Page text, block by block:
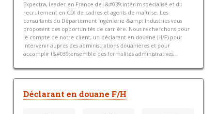
Expectra, leader en France de l&#039;intérim spécialisé et du
recrutement en CDI de cadres et agents de maîtrise. Les
consultants du Département Ingénierie &amp; Industries vous
proposent des opportunités de carrière. Nous recherchons pour
le compte de notre client, un déclarant en douane (H/F) pour
intervenir auprès des administrations douanières et pour
accomplir l&#039;ensemble des formalités administratives...
Déclarant en douane F/H